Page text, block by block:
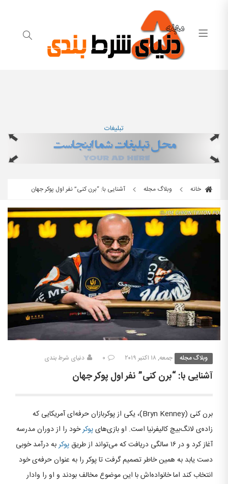
تبلیغات
خانه وبلاگ مجله آشنایی با: “برن کنی” نفر اول پوکر جهان
وبلاگ مجله جمعه, ۱۸ اکتبر ۲۰۱۹ ۰ دنیای شرط بندی
آشنایی با: “برن کنی” نفر اول پوکر جهان
برن کنی (Bryn Kenney)، یکی از پوکربازان حرفه‌ای آمریکایی که
زاده‌ی لانگ‌بیچ کالیفرنیا است. او بازی‌هایپوکرخود را از دوران مدرسه
آغاز کرد و در ۱۶ سالگی دریافت که می‌تواند از طریق
پوکربه درآمد خوبی
دست یابد به همین خاطر تصمیم گرفت تا پوکر را به عنوان حرفه‌ی خود
انتخاب کند اما خانواده‌اش با این موضوع مخالف بودند و او را وادار